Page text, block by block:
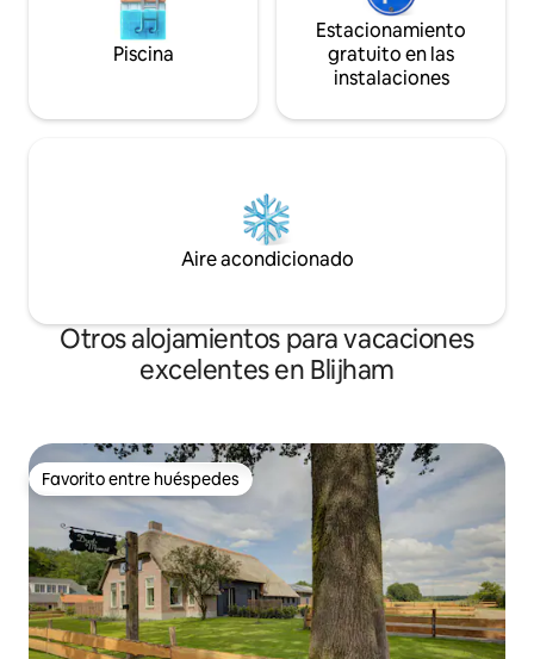
Piscina
Estacionamiento
gratuito en las
instalaciones
Aire acondicionado
Otros alojamientos para vacaciones
excelentes en Blijham
Favorito entre huéspedes
Favorito entre huéspedes